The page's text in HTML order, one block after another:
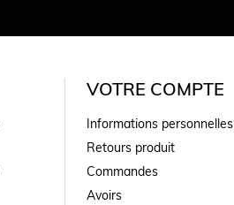
VOTRE COMPTE
Informations personnelles
Retours produit
Commandes
Avoirs